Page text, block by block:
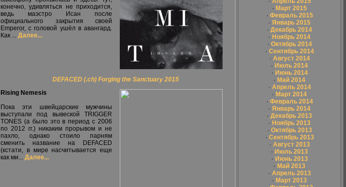
конечно, удивляться не приходится,
ведь маэстро Исан после
официального закрытия своей
Emperor, с головой ушёл в авангард.
Как ... Далее...
DEFACED (.ch) Forging the Sanctuary 2015
Rising Nemesis
Пока эти швейцарские мужчины
выступали под вывеской TRIGGER
TONES (а было это в период с 2006
по 2012 гг.) никаким прорывом и не
пахло, однако стоило парням
сменить название на DEFACED
(кстати, в мире насчитывается еще
как ми... Далее...
· Март 2015
· Февраль 2015
· Январь 2015
· Декабрь 2014
· Ноябрь 2014
· Октябрь 2014
· Сентябрь 2014
· Август 2014
· Июль 2014
· Июнь 2014
· Май 2014
· Апрель 2014
· Март 2014
· Февраль 2014
· Январь 2014
· Декабрь 2013
· Ноябрь 2013
· Октябрь 2013
· Сентябрь 2013
· Август 2013
· Июль 2013
· Июнь 2013
· Май 2013
· Апрель 2013
· Март 2013